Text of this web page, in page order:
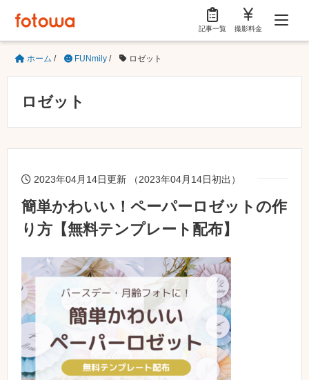
記事一覧 撮影料金
ホーム / FUNmily / ロゼット
ロゼット
2023年04月14日更新 （2023年04月14日初出）
簡単かわいい！ペーパーロゼットの作
り方【無料テンプレート配布】